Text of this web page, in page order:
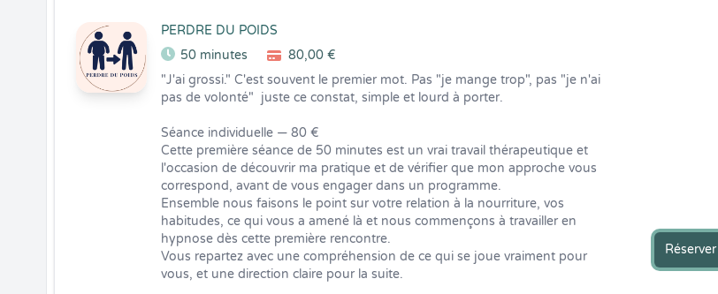
PERDRE DU POIDS
50 minutes
80,00 €
"J'ai grossi." C'est souvent le premier mot. Pas "je mange trop", pas "je n'ai
pas de volonté"  juste ce constat, simple et lourd à porter.
Séance individuelle — 80 €
Cette première séance de 50 minutes est un vrai travail thérapeutique et
l'occasion de découvrir ma pratique et de vérifier que mon approche vous
correspond, avant de vous engager dans un programme.
Ensemble nous faisons le point sur votre relation à la nourriture, vos
habitudes, ce qui vous a amené là et nous commençons à travailler en
hypnose dès cette première rencontre.
Vous repartez avec une compréhension de ce qui se joue vraiment pour
vous, et une direction claire pour la suite.
Réserver